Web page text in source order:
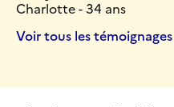
Charlotte - 34 ans
Voir tous les témoignages